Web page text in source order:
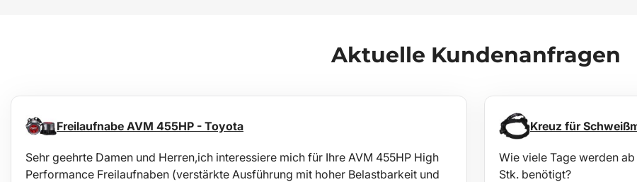
Aktuelle Kundenanfragen
Freilaufnabe AVM 455HP - Toyota
Sehr geehrte Damen und Herren,ich interessiere mich für Ihre AVM 455HP High
Performance Freilaufnaben (verstärkte Ausführung mit hoher Belastbarkeit und
Kreuz für
Wie viele Tage werden
Stk. benötigt?